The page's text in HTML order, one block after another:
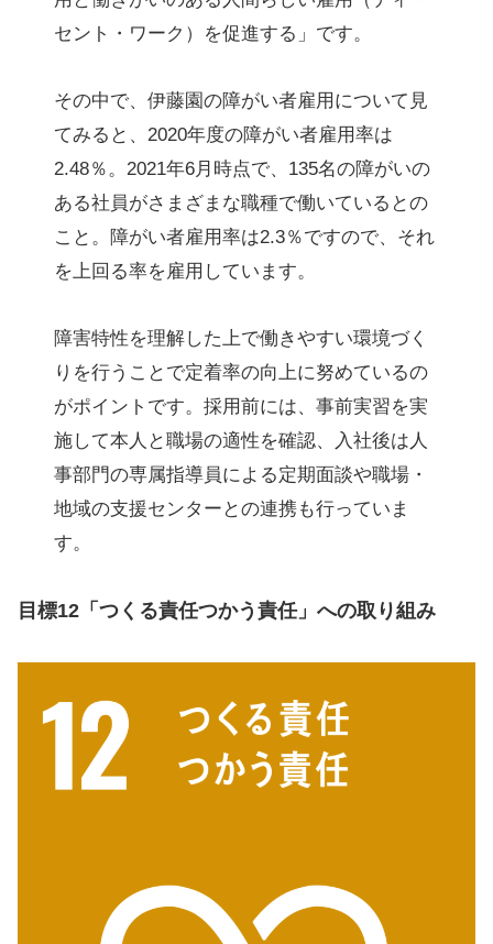
セント・ワーク）を促進する」です。
その中で、伊藤園の障がい者雇用について見
てみると、2020年度の障がい者雇用率は
2.48％。2021年6月時点で、135名の障がいの
ある社員がさまざまな職種で働いているとの
こと。障がい者雇用率は2.3％ですので、それ
を上回る率を雇用しています。
障害特性を理解した上で働きやすい環境づく
りを行うことで定着率の向上に努めているの
がポイントです。採用前には、事前実習を実
施して本人と職場の適性を確認、入社後は人
事部門の専属指導員による定期面談や職場・
地域の支援センターとの連携も行っていま
す。
目標12「つくる責任つかう責任」への取り組み